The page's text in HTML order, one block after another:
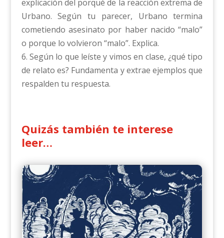
explicación del porqué de la reacción extrema de
Urbano. Según tu parecer, Urbano termina
cometiendo asesinato por haber nacido “malo”
o porque lo volvieron “malo”. Explica.
6. Según lo que leíste y vimos en clase, ¿qué tipo
de relato es? Fundamenta y extrae ejemplos que
respalden tu respuesta.
Quizás también te interese
leer…